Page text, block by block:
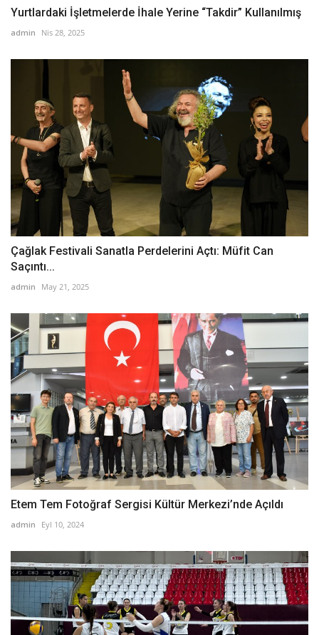
Yurtlardaki İşletmelerde İhale Yerine “Takdir” Kullanılmış
admin Nis 28, 2025
Çağlak Festivali Sanatla Perdelerini Açtı: Müfit Can
Saçıntı...
admin May 21, 2025
Etem Tem Fotoğraf Sergisi Kültür Merkezi’nde Açıldı
admin Eyl 10, 2024